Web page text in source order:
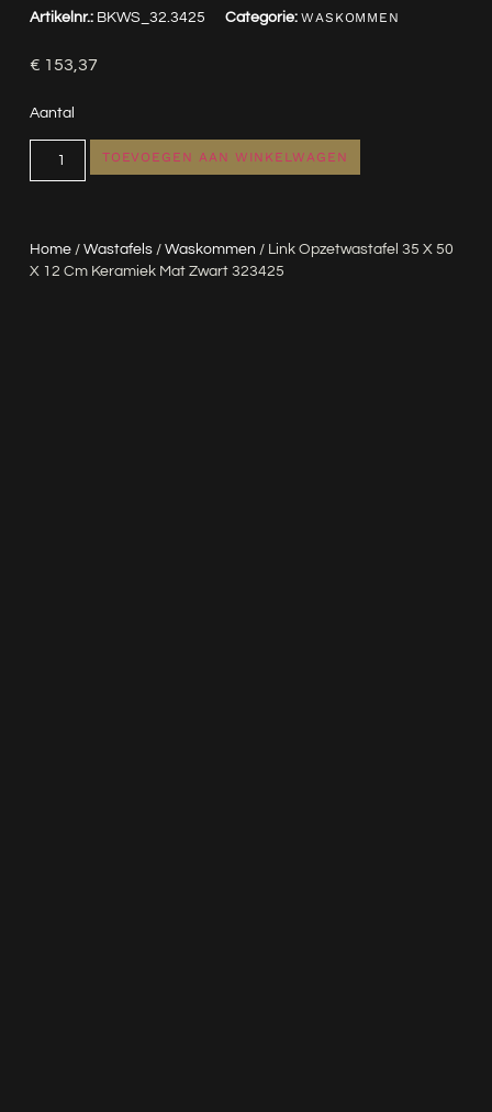
Home/ Wastafels/ Waskommen / Link Opzetwastafel 35 X 50
X 12 Cm Keramiek Mat Zwart 323425
Artikelnr.: BKWS_32.3425 Categorie: WASKOMMEN
€ 153,37
Aantal
TOEVOEGEN AAN WINKELWAGEN